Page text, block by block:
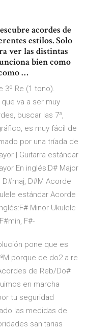
acordes de
estilos. Solo
ver las distintas
bien como
…
3º Re (1 tono).
va a ser muy
buscar las 7ª,
es muy fácil de
por una tríada de
| Guitarra estándar
En inglés:D# Major
D#M Acorde
estándar Acorde
Minor Ukulele
F#-
pone que es
porque de do2 a re
de Reb/Do#
en marcha
tu seguridad
las medidas de
sanitarias